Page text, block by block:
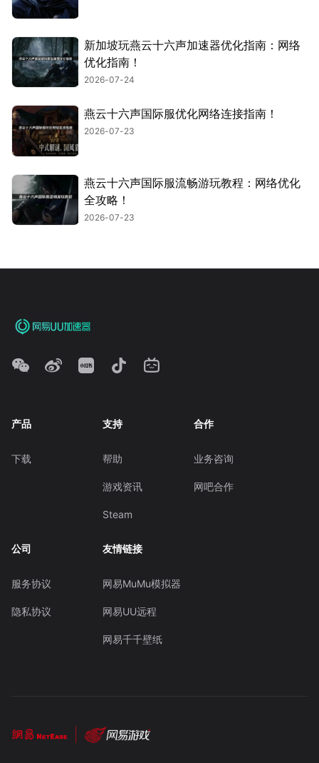
新加坡玩燕云十六声加速器优化指南：网络
优化指南！
2026-07-24
燕云十六声国际服优化网络连接指南！
2026-07-23
燕云十六声国际服流畅游玩教程：网络优化
全攻略！
2026-07-23
产品
下载
支持
帮助
游戏资讯
Steam
合作
业务咨询
网吧合作
公司
服务协议
隐私协议
友情链接
网易MuMu模拟器
网易UU远程
网易千千壁纸